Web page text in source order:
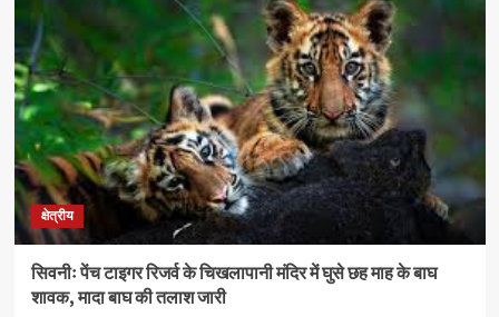
क्षेत्रीय
सिवनीः पेंच टाइगर रिजर्व के चिखलापानी मंदिर में घुसे छह माह के बाघ
शावक, मादा बाघ की तलाश जारी